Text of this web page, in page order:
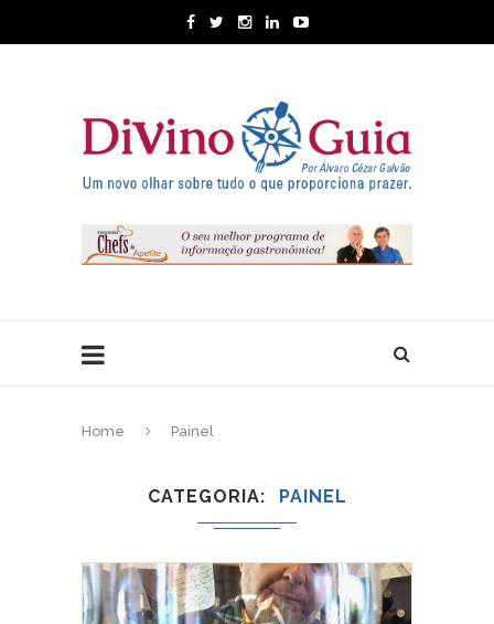
Home Painel
CATEGORIA PAINEL